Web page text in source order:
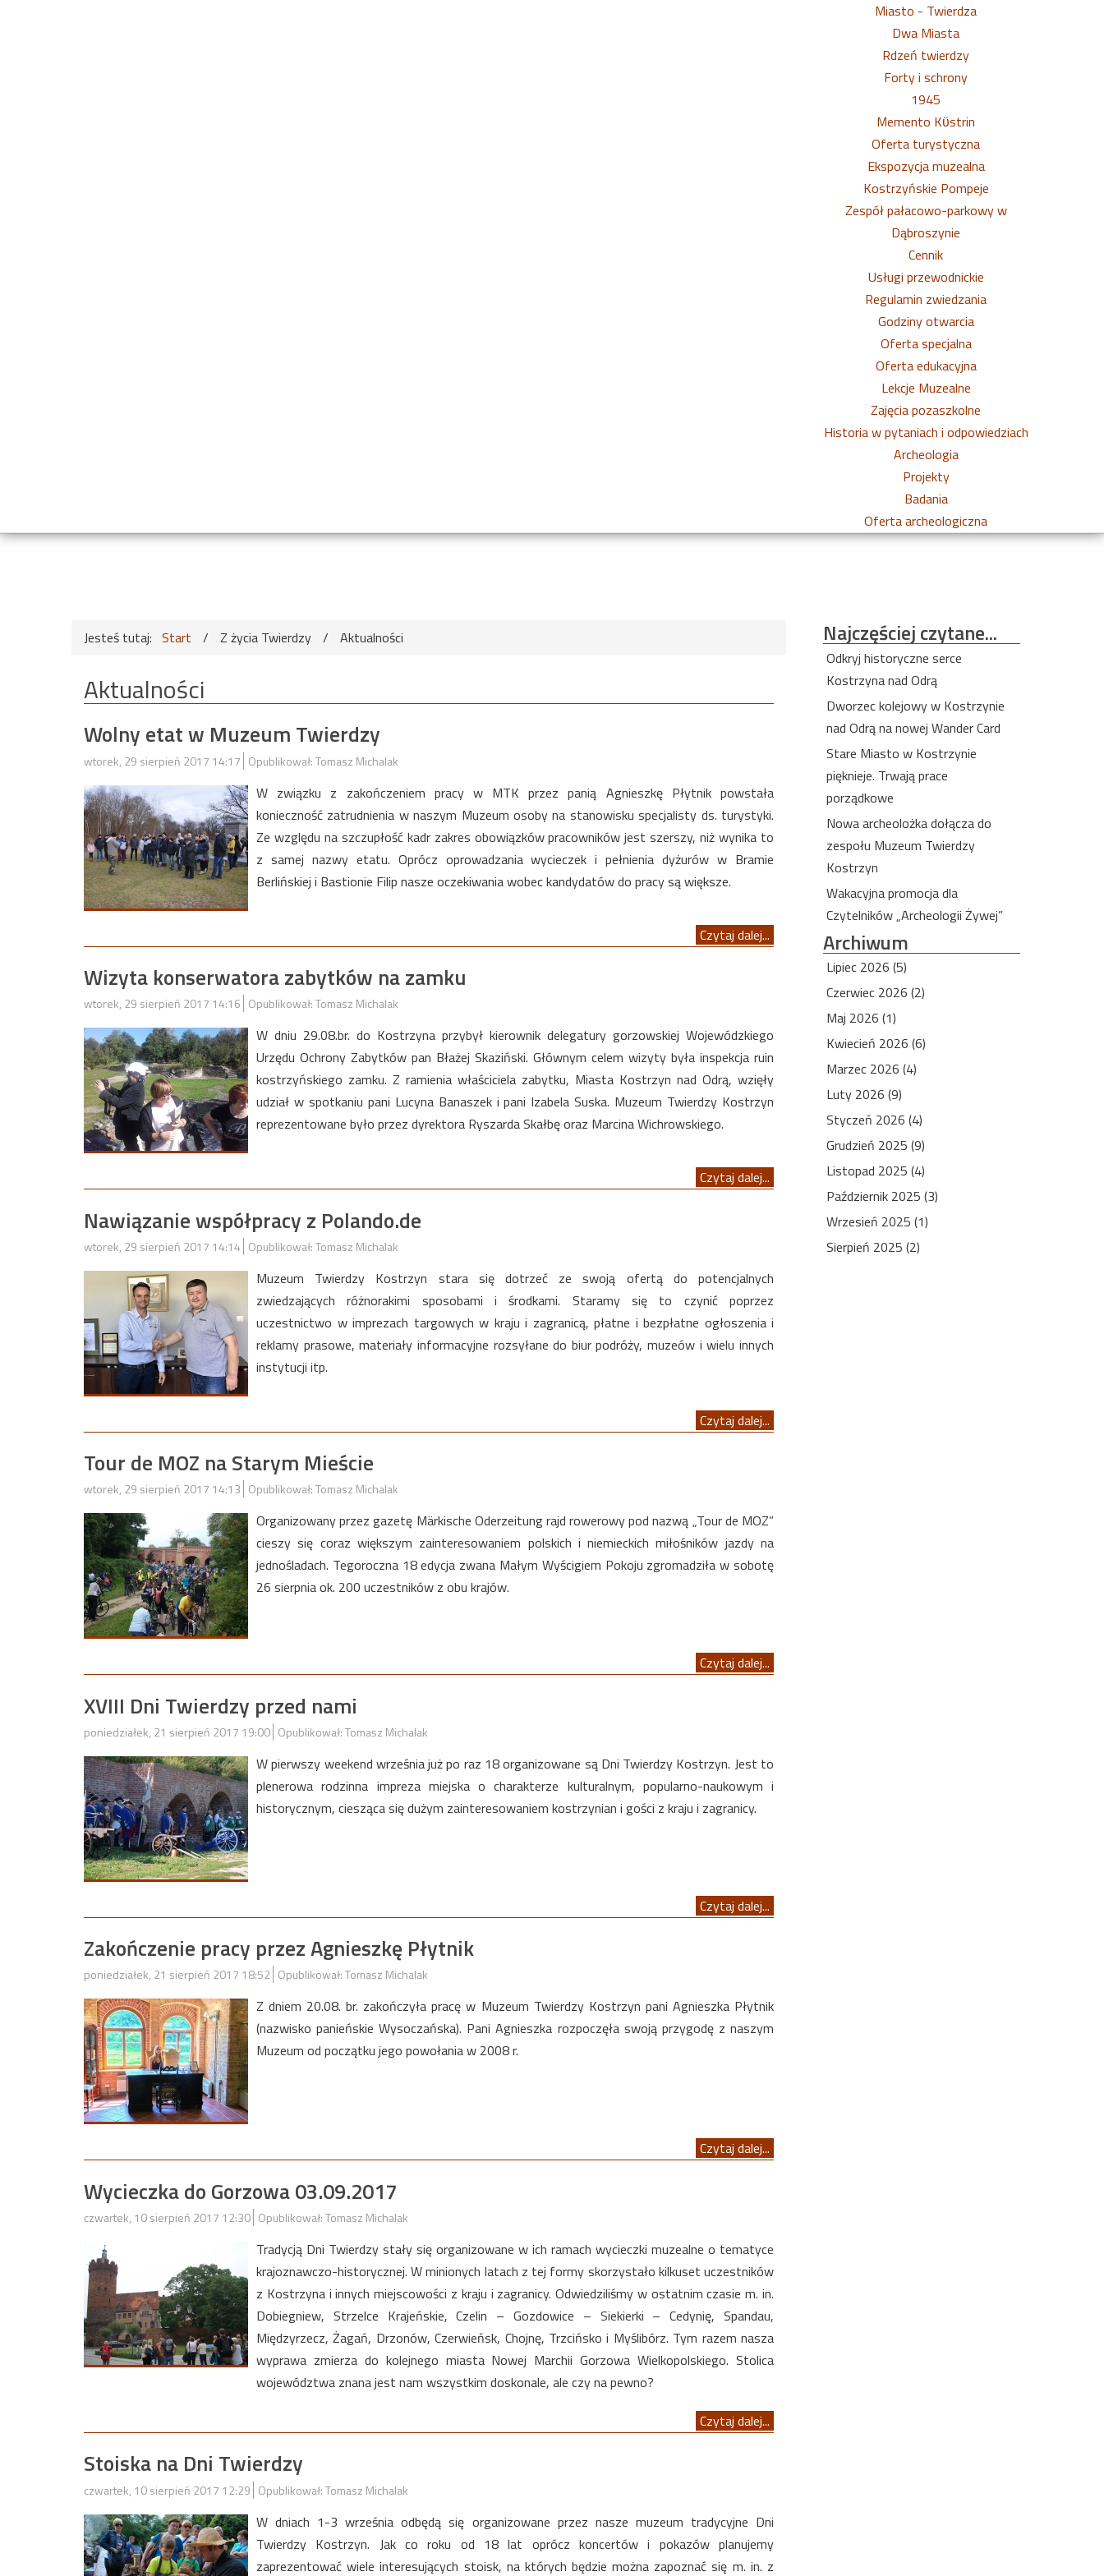
Miasto - Twierdza
Dwa Miasta
Rdzeń twierdzy
Forty i schrony
1945
Memento Kϋstrin
Oferta turystyczna
Ekspozycja muzealna
Kostrzyńskie Pompeje
Zespół pałacowo-parkowy w
Dąbroszynie
Cennik
Usługi przewodnickie
Regulamin zwiedzania
Godziny otwarcia
Oferta specjalna
Oferta edukacyjna
Lekcje Muzealne
Zajęcia pozaszkolne
Historia w pytaniach i odpowiedziach
Archeologia
Projekty
Badania
Oferta archeologiczna
Jesteś tutaj: Start / Z życia Twierdzy / Aktualności
Aktualności
Wolny etat w Muzeum Twierdzy
wtorek, 29 sierpień 2017 14:17 Opublikował: Tomasz Michalak
W związku z zakończeniem pracy w MTK przez panią Agnieszkę Płytnik powstała
konieczność zatrudnienia w naszym Muzeum osoby na stanowisku specjalisty ds. turystyki.
Ze względu na szczupłość kadr zakres obowiązków pracowników jest szerszy, niż wynika to
z samej nazwy etatu. Oprócz oprowadzania wycieczek i pełnienia dyżurów w Bramie
Berlińskiej i Bastionie Filip nasze oczekiwania wobec kandydatów do pracy są większe.
Czytaj dalej...
Wizyta konserwatora zabytków na zamku
wtorek, 29 sierpień 2017 14:16 Opublikował: Tomasz Michalak
W dniu 29.08.br. do Kostrzyna przybył kierownik delegatury gorzowskiej Wojewódzkiego
Urzędu Ochrony Zabytków pan Błażej Skaziński. Głównym celem wizyty była inspekcja ruin
kostrzyńskiego zamku. Z ramienia właściciela zabytku, Miasta Kostrzyn nad Odrą, wzięły
udział w spotkaniu pani Lucyna Banaszek i pani Izabela Suska. Muzeum Twierdzy Kostrzyn
reprezentowane było przez dyrektora Ryszarda Skałbę oraz Marcina Wichrowskiego.
Czytaj dalej...
Nawiązanie współpracy z Polando.de
wtorek, 29 sierpień 2017 14:14 Opublikował: Tomasz Michalak
Muzeum Twierdzy Kostrzyn stara się dotrzeć ze swoją ofertą do potencjalnych
zwiedzających różnorakimi sposobami i środkami. Staramy się to czynić poprzez
uczestnictwo w imprezach targowych w kraju i zagranicą, płatne i bezpłatne ogłoszenia i
reklamy prasowe, materiały informacyjne rozsyłane do biur podróży, muzeów i wielu innych
instytucji itp.
Czytaj dalej...
Tour de MOZ na Starym Mieście
wtorek, 29 sierpień 2017 14:13 Opublikował: Tomasz Michalak
Organizowany przez gazetę Märkische Oderzeitung rajd rowerowy pod nazwą „Tour de MOZ”
cieszy się coraz większym zainteresowaniem polskich i niemieckich miłośników jazdy na
jednośladach. Tegoroczna 18 edycja zwana Małym Wyścigiem Pokoju zgromadziła w sobotę
26 sierpnia ok. 200 uczestników z obu krajów.
Czytaj dalej...
XVIII Dni Twierdzy przed nami
poniedziałek, 21 sierpień 2017 19:00 Opublikował: Tomasz Michalak
W pierwszy weekend września już po raz 18 organizowane są Dni Twierdzy Kostrzyn. Jest to
plenerowa rodzinna impreza miejska o charakterze kulturalnym, popularno-naukowym i
historycznym, ciesząca się dużym zainteresowaniem kostrzynian i gości z kraju i zagranicy.
Czytaj dalej...
Zakończenie pracy przez Agnieszkę Płytnik
poniedziałek, 21 sierpień 2017 18:52 Opublikował: Tomasz Michalak
Z dniem 20.08. br. zakończyła pracę w Muzeum Twierdzy Kostrzyn pani Agnieszka Płytnik
(nazwisko panieńskie Wysoczańska). Pani Agnieszka rozpoczęła swoją przygodę z naszym
Muzeum od początku jego powołania w 2008 r.
Czytaj dalej...
Wycieczka do Gorzowa 03.09.2017
czwartek, 10 sierpień 2017 12:30 Opublikował: Tomasz Michalak
Tradycją Dni Twierdzy stały się organizowane w ich ramach wycieczki muzealne o tematyce
krajoznawczo-historycznej. W minionych latach z tej formy skorzystało kilkuset uczestników
z Kostrzyna i innych miejscowości z kraju i zagranicy. Odwiedziliśmy w ostatnim czasie m. in.
Dobiegniew, Strzelce Krajeńskie, Czelin – Gozdowice – Siekierki – Cedynię, Spandau,
Międzyrzecz, Żagań, Drzonów, Czerwieńsk, Chojnę, Trzcińsko i Myślibórz. Tym razem nasza
wyprawa zmierza do kolejnego miasta Nowej Marchii Gorzowa Wielkopolskiego. Stolica
województwa znana jest nam wszystkim doskonale, ale czy na pewno?
Czytaj dalej...
Stoiska na Dni Twierdzy
czwartek, 10 sierpień 2017 12:29 Opublikował: Tomasz Michalak
W dniach 1-3 września odbędą się organizowane przez nasze muzeum tradycyjne Dni
Twierdzy Kostrzyn. Jak co roku od 18 lat oprócz koncertów i pokazów planujemy
zaprezentować wiele interesujących stoisk, na których będzie można zapoznać się m. in. z
Najczęściejczytane...
Odkryj historyczne serce
Kostrzyna nad Odrą
Dworzec kolejowy w Kostrzynie
nad Odrą na nowej Wander Card
Stare Miasto w Kostrzynie
pięknieje. Trwają prace
porządkowe
Nowa archeolożka dołącza do
zespołu Muzeum Twierdzy
Kostrzyn
Wakacyjna promocja dla
Czytelników „Archeologii Żywej”
Archiwum
Lipiec 2026 (5)
Czerwiec 2026 (2)
Maj 2026 (1)
Kwiecień 2026 (6)
Marzec 2026 (4)
Luty 2026 (9)
Styczeń 2026 (4)
Grudzień 2025 (9)
Listopad 2025 (4)
Październik 2025 (3)
Wrzesień 2025 (1)
Sierpień 2025 (2)